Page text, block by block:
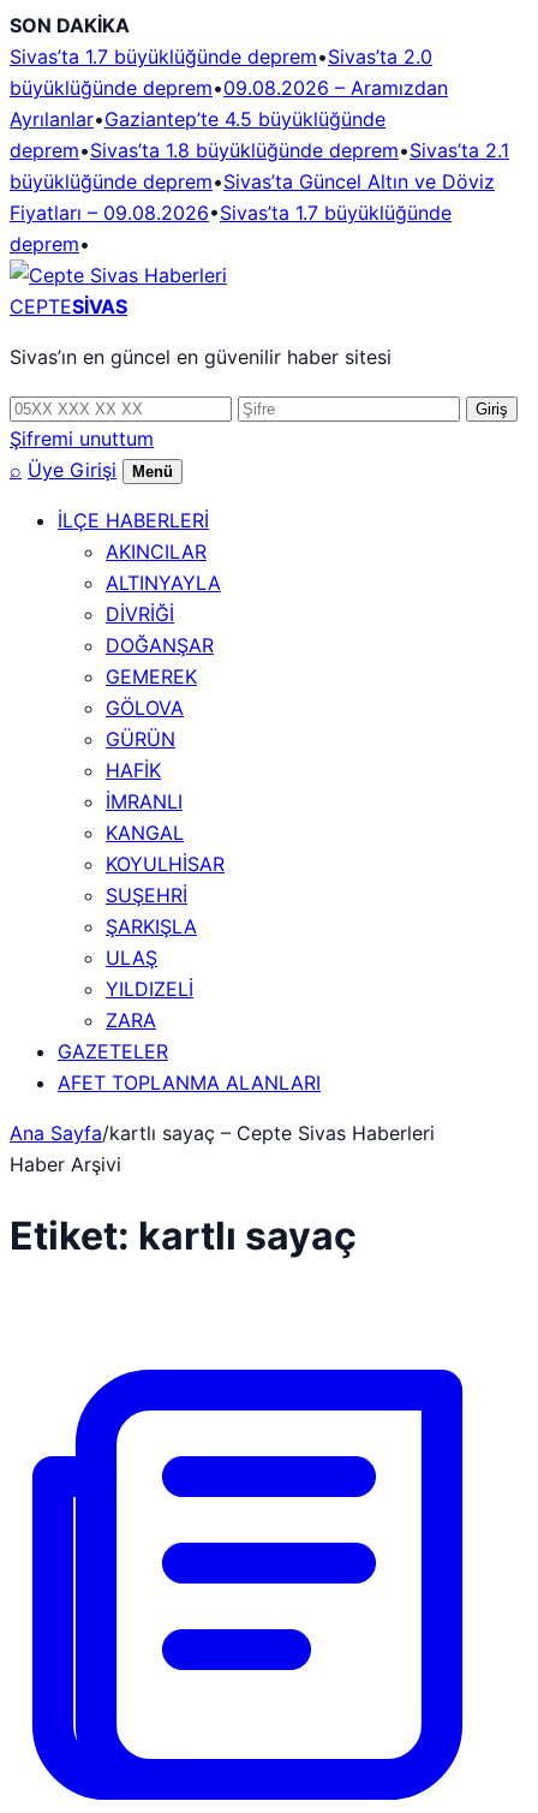
İçeriğe
geç
SON DAKİKA
Sivas’ta 1.7 büyüklüğünde deprem•Sivas’ta 2.0
büyüklüğünde deprem•09.08.2026 – Aramızdan
Ayrılanlar•Gaziantep’te 4.5 büyüklüğünde
deprem•Sivas’ta 1.8 büyüklüğünde deprem•Sivas’ta 2.1
büyüklüğünde deprem•Sivas’ta Güncel Altın ve Döviz
Fiyatları – 09.08.2026•Sivas’ta 1.7 büyüklüğünde
deprem•
CEPTESİVAS
Sivas’ın en güncel en güvenilir haber sitesi
Telefon
numarası
Şifre Giriş
Şifremi unuttum
⌕ Üye Girişi Menü
İLÇE HABERLERİ
AKINCILAR
ALTINYAYLA
DİVRİĞİ
DOĞANŞAR
GEMEREK
GÖLOVA
GÜRÜN
HAFİK
İMRANLI
KANGAL
KOYULHİSAR
SUŞEHRİ
ŞARKIŞLA
ULAŞ
YILDIZELİ
ZARA
GAZETELER
AFET TOPLANMA ALANLARI
Ana Sayfa/kartlı sayaç – Cepte Sivas Haberleri
Haber Arşivi
Etiket: kartlı sayaç